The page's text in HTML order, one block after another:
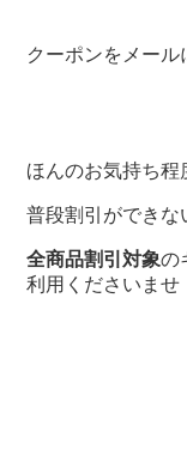
クーポンをメール
ほんのお気持ち程
普段割引ができな
全商品割引対象の
利用くださいませ